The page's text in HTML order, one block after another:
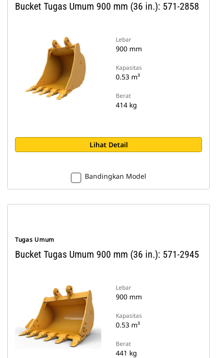
Bucket Tugas Umum 900 mm (36 in.): 571-2858
Lebar
900 mm
Kapasitas
0.53 m³
Berat
414 kg
Lihat Detail
Bandingkan Model
Tugas Umum
Bucket Tugas Umum 900 mm (36 in.): 571-2945
Lebar
900 mm
Kapasitas
0.53 m³
Berat
441 kg